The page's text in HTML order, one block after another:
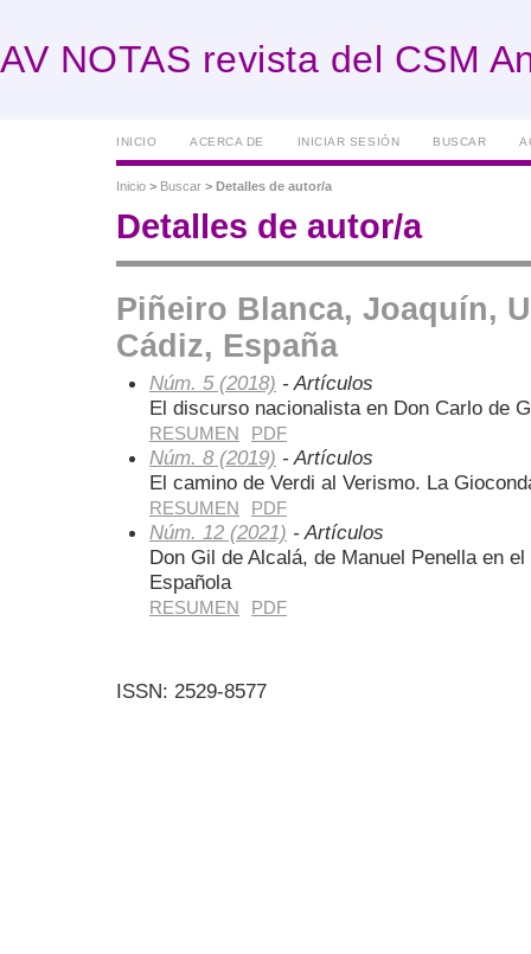
AV NOTAS revista del CSM
INICIO ACERCA DE INICIAR SESIÓN BUSCAR
Inicio > Buscar > Detalles de autor/a
Detalles de autor/a
Piñeiro Blanca, Joaquín,
Cádiz, España
Núm. 5 (2018) - Artículos
El discurso nacionalista en Don Carlo de
RESUMEN PDF
Núm. 8 (2019) - Artículos
El camino de Verdi al Verismo. La
RESUMEN PDF
Núm. 12 (2021) - Artículos
Don Gil de Alcalá, de Manuel Penella en
Española
RESUMEN PDF
ISSN: 2529-8577